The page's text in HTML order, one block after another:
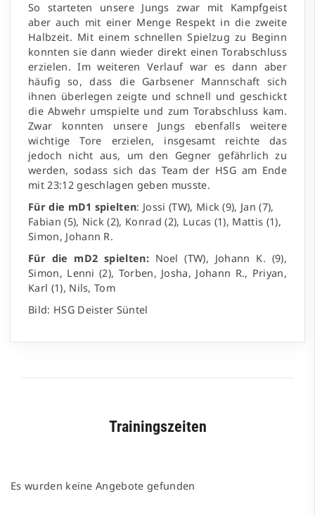
So starteten unsere Jungs zwar mit Kampfgeist
aber auch mit einer Menge Respekt in die zweite
Halbzeit. Mit einem schnellen Spielzug zu Beginn
konnten sie dann wieder direkt einen Torabschluss
erzielen. Im weiteren Verlauf war es dann aber
häufig so, dass die Garbsener Mannschaft sich
ihnen überlegen zeigte und schnell und geschickt
die Abwehr umspielte und zum Torabschluss kam.
Zwar konnten unsere Jungs ebenfalls weitere
wichtige Tore erzielen, insgesamt reichte das
jedoch nicht aus, um den Gegner gefährlich zu
werden, sodass sich das Team der HSG am Ende
mit 23:12 geschlagen geben musste.
Für die mD1 spielten: Jossi (TW), Mick (9), Jan (7),
Fabian (5), Nick (2), Konrad (2), Lucas (1), Mattis (1),
Simon, Johann R.
Für die mD2 spielten:Noel (TW), Johann K. (9),
Simon, Lenni (2), Torben, Josha, Johann R., Priyan,
Karl (1), Nils, Tom
Bild: HSG Deister Süntel
Trainingszeiten
Es wurden keine Angebote gefunden